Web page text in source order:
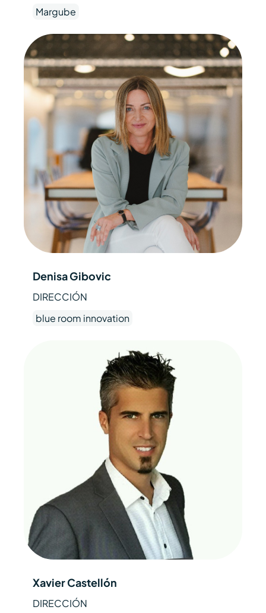
Margube
Denisa Gibovic
DIRECCIÓN
blue room innovation
Xavier Castellón
DIRECCIÓN